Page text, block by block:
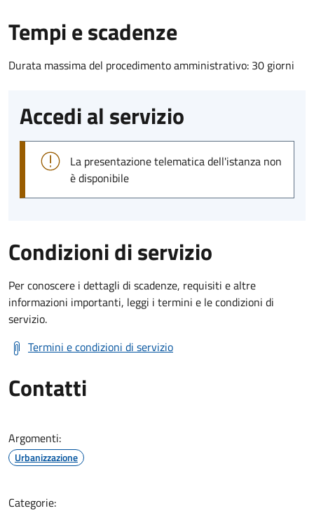
Tempi e scadenze
Durata massima del procedimento amministrativo: 30 giorni
Accedi al servizio
La presentazione telematica dell'istanza non
è disponibile
Condizioni di servizio
Per conoscere i dettagli di scadenze, requisiti e altre
informazioni importanti, leggi i termini e le condizioni di
servizio.
Termini e condizioni di servizio
Contatti
Argomenti:
Urbanizzazione
Categorie: